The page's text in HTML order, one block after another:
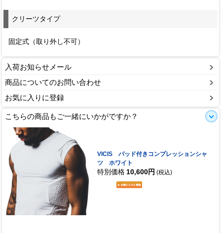
クリーツタイプ
固定式（取り外し不可）
入荷お知らせメール
商品についてのお問い合わせ
お気に入りに登録
こちらの商品もご一緒にいかがですか？
VICIS パッド付きコンプレッションシャ
ツ ホワイト
特別価格 10,600円 (税込)